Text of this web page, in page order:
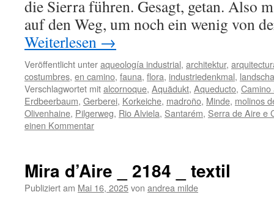
die Sierra führen. Gesagt, getan. Also
auf den Weg, um noch ein wenig von
Weiterlesen →
Veröffentlicht unteraqueología industrial, architektur,
costumbres, en camino, fauna, flora, industriedenkmal,
Verschlagwortet mitalcornoque, Aquädukt, Aqueducto, Camino
Erdbeerbaum, Gerberei, Korkeiche, madroño, Minde, molinos
Olivenhaine, Pilgerweg, Rio Alviela, Santarém, Serra de Aire e
einen Kommentar
Mira d’Aire _ 2184 _ textil
Publiziert am Mai 16, 2025von andrea milde